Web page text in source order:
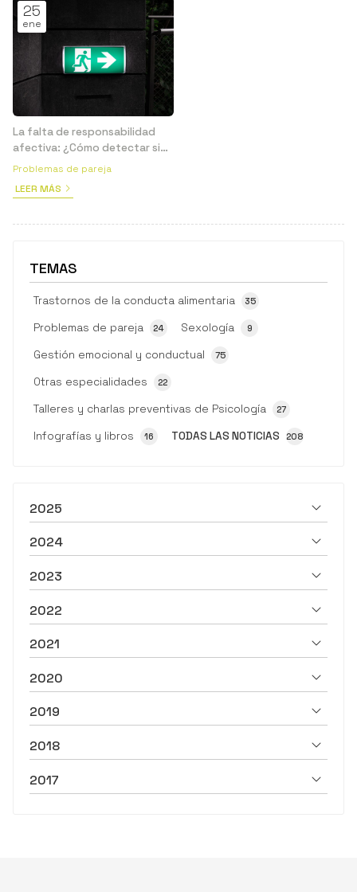
TEMAS
TODAS LAS NOTICIAS 208
Trastornos de la conducta alimentaria 35
Problemas de pareja 24 Sexología 9
Gestión emocional y conductual 75
Otras especialidades 22
Talleres y charlas preventivas de Psicología 27
Infografías y libros 16
25
ene
La falta de responsabilidad
afectiva: ¿Cómo detectar si
me están haciendo ghosting?
Problemas de pareja
LEER MÁS
2025
2024
2023
2022
2021
2020
2019
2018
2017